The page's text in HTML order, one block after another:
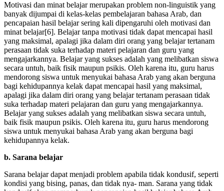
Motivasi dan minat belajar merupakan problem non-linguistik yang
banyak dijumpai di kelas-kelas pembelajaran bahasa Arab, dan
pencapaian hasil belajar sering kali dipengaruhi oleh motivasi dan
minat belajar[6]. Belajar tanpa motivasi tidak dapat mencapai hasil
yang maksimal, apalagi jika dalam diri orang yang belajar tertanam
perasaan tidak suka terhadap materi pelajaran dan guru yang
mengajarkannya. Belajar yang sukses adalah yang melibatkan siswa
secara untuh, baik fisik maupun psikis. Oleh karena itu, guru harus
mendorong siswa untuk menyukai bahasa Arab yang akan berguna
bagi kehidupannya kelak dapat mencapai hasil yang maksimal,
apalagi jika dalam diri orang yang belajar tertanam perasaan tidak
suka terhadap materi pelajaran dan guru yang mengajarkannya.
Belajar yang sukses adalah yang melibatkan siswa secara untuh,
baik fisik maupun psikis. Oleh karena itu, guru harus mendorong
siswa untuk menyukai bahasa Arab yang akan berguna bagi
kehidupannya kelak.
b. Sarana belajar
Sarana belajar dapat menjadi problem apabila tidak kondusif, seperti
kondisi yang bising, panas, dan tidak nya- man. Sarana yang tidak